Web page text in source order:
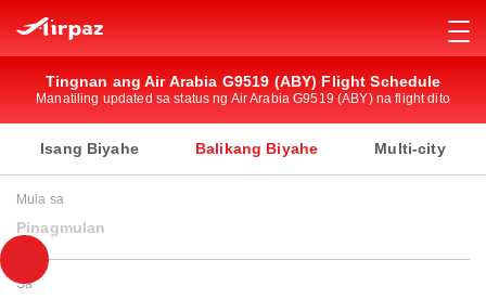
Tingnan ang Air Arabia G9519 (ABY) Flight Schedule
Manatiling updated sa status ng Air Arabia G9519 (ABY) na flight dito
Isang Biyahe Balikang Biyahe Multi-city
Mula sa
Pinagmulan
Sa